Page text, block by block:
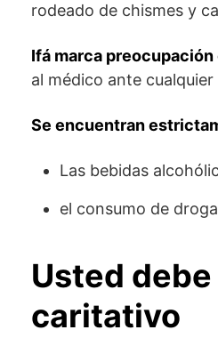
rodeado de chismes y
Ifá marca
al médico ante
Se encuentran
Las bebidas
el consumo de
Usted
caritativo